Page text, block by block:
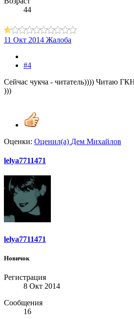
44
11 Окт 2014 Жалоба
#4
Сейчас чукча - читатель)))) Читаю
)))
Оценки: Оценил(а) Дем Михайлов
lelya7711471
lelya7711471
Новичок
Регистрация
8 Окт 2014
Сообщения
16